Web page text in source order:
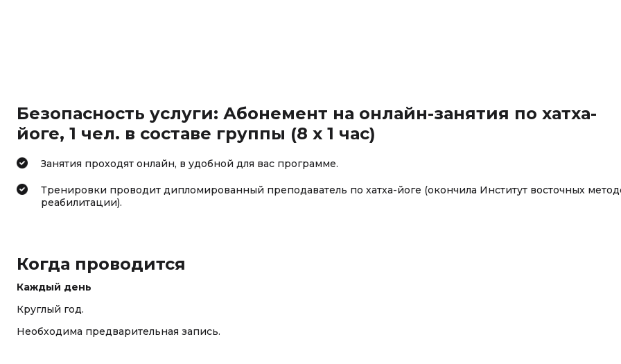
Безопасность услуги: Абонемент на онлайн-занятия по хатха-
йоге, 1 чел. в составе группы (8 х 1 час)
Занятия проходят онлайн, в удобной для вас программе.
Тренировки проводит дипломированный преподаватель по хатха-йоге (окончила Институт восточных
реабилитации).
Когда проводится
Каждый день
Круглый год.
Необходима предварительная запись.